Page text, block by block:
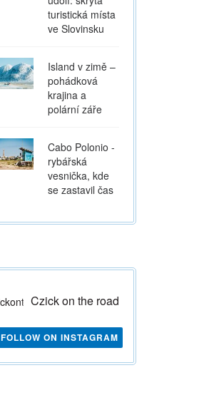
turistická místa
ve Slovinsku
Island v zimě –
pohádková
krajina a
polární záře
Cabo Polonio -
rybářská
vesnička, kde
se zastavil čas
Czick on the road
FOLLOW ON INSTAGRAM